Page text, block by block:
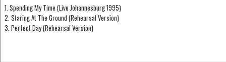
1. Spending My Time (Live Johannesburg 1995)
2. Staring At The Ground (Rehearsal Version)
3. Perfect Day (Rehearsal Version)